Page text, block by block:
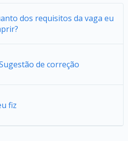
dos requisitos da vaga eu
de correção
fiz